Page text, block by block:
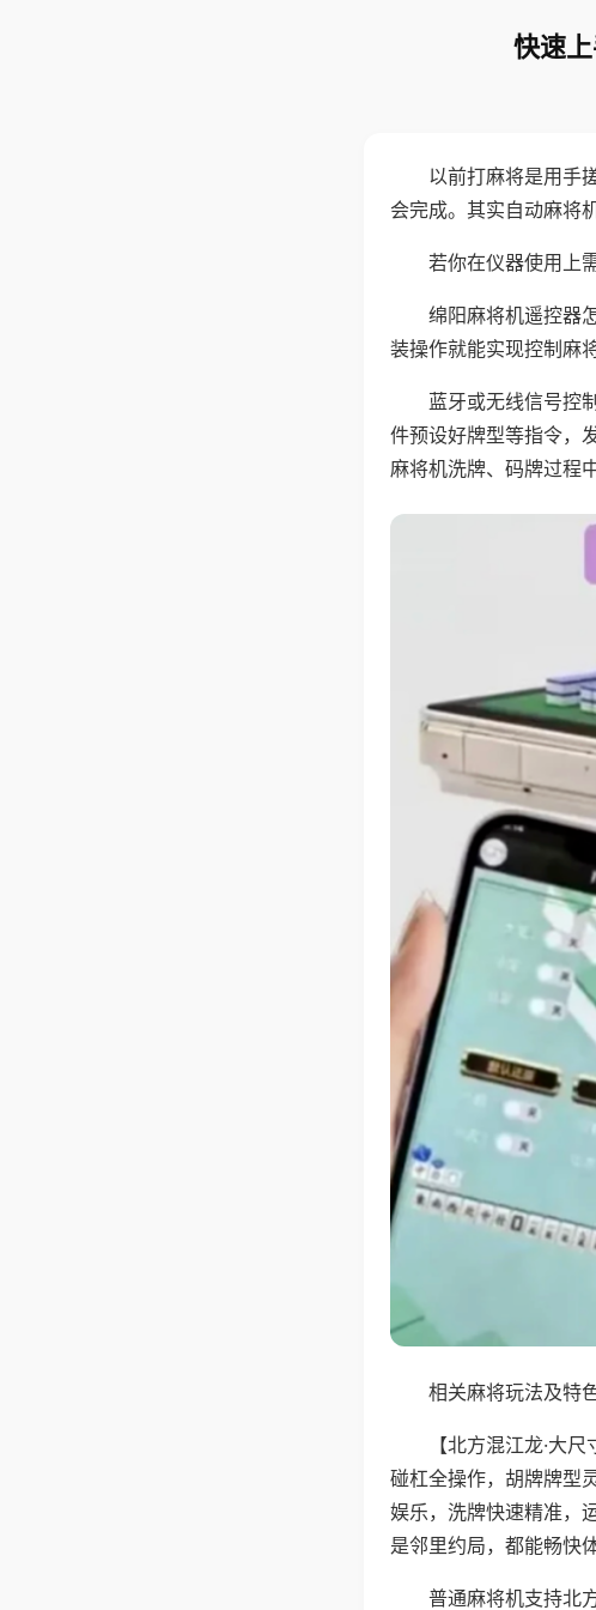
快速
以前打麻将是用手
会完成。其实自动麻将
若你在仪器使用上
绵阳麻将机遥控器
装操作就能实现控制麻
蓝牙或无线信号控
件预设好牌型等指令，
麻将机洗牌、码牌过程
相关麻将玩法及特
【北方混江龙·大
碰杠全操作，胡牌牌型
娱乐，洗牌快速精准，
是邻里约局，都能畅快
普通麻将机支持北